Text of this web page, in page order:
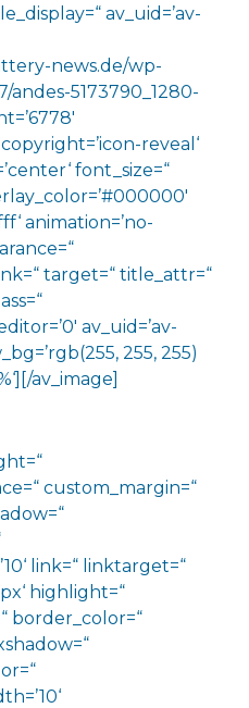
av_uid=’av-
news.de/wp-
5173790_1280-
reveal‘
font_size=“
animation=’no-
target=“ title_attr=“
av_uid=’av-
255, 255)
av_image]
custom_margin=“
link=“ linktarget=“
highlight=“
border_color=“